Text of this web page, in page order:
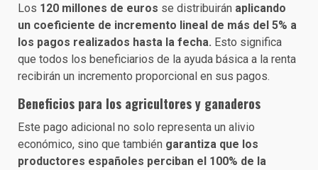
Los 120 millones de euros se distribuirán aplicando
un coeficiente de incremento lineal de más del 5% a
los pagos realizados hasta la fecha. Esto significa
que todos los beneficiarios de la ayuda básica a la renta
recibirán un incremento proporcional en sus pagos.
Beneficios para los agricultores y ganaderos
Este pago adicional no solo representa un alivio
económico, sino que también garantiza que los
productores españoles perciban el 100% de la